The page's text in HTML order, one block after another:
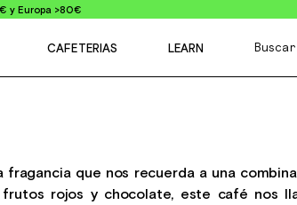
y Europa >80€
CAFETERIAS LEARN Buscar
fragancia que nos recuerda a una
frutos rojos y chocolate, este café nos